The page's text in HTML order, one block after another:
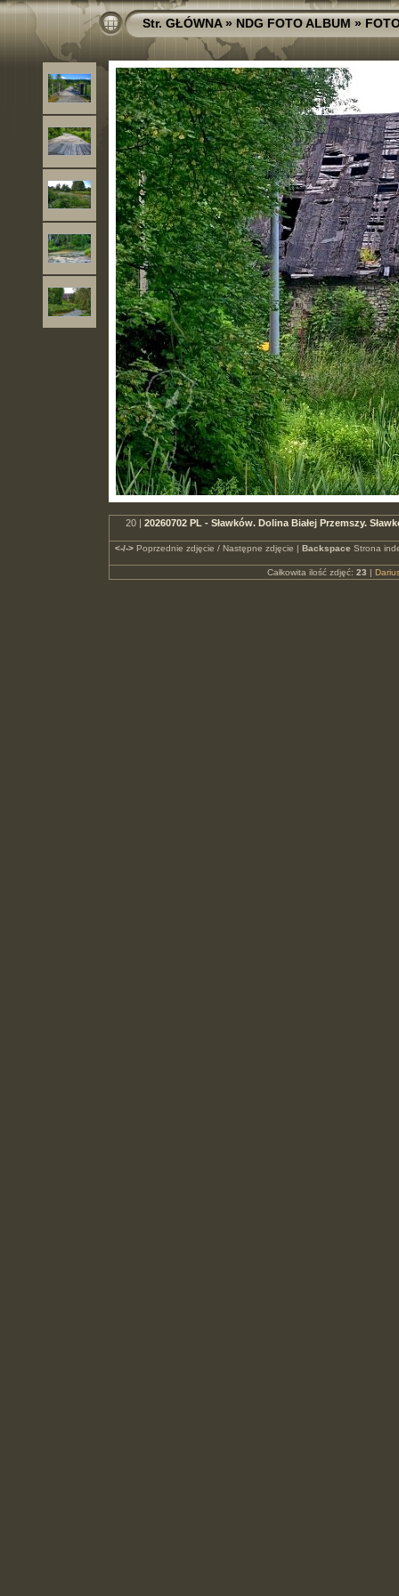
Str. GŁÓWNA»NDG FOTO ALBUM»
20 | 20260702 PL - Sławków. Dolina Białej Przemszy.
<-/->Poprzednie zdjęcie / Następne zdjęcie | Backspace Strona
Całkowita ilość zdjęć: 23 |